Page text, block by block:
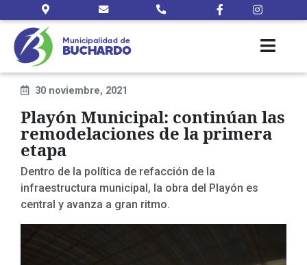
30 noviembre, 2021
Playón Municipal: continúan las
remodelaciones de la primera
etapa
Dentro de la política de refacción de la
infraestructura municipal, la obra del Playón es
central y avanza a gran ritmo.